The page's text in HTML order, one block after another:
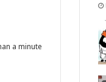
a minute